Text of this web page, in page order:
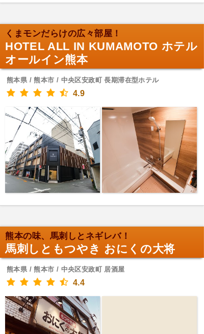
くまモンだらけの広々部屋！
HOTEL ALL IN KUMAMOTO ホテル
オールイン熊本
熊本県 / 熊本市 / 中央区安政町 長期滞在型ホテル
4.9
熊本の味、馬刺しとネギレバ！
馬刺しともつやき おにくの大将
熊本県 / 熊本市 / 中央区安政町 居酒屋
4.4